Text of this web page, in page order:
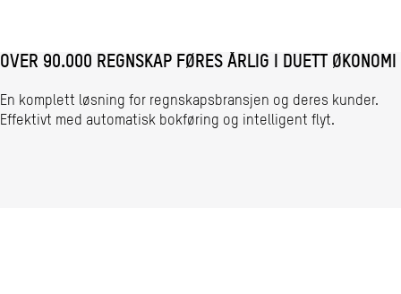
OVER 90.000 REGNSKAP FØRES ÅRLIG I DUETT ØKONOMI
En komplett løsning for regnskapsbransjen og deres kunder.
Effektivt med automatisk bokføring og intelligent flyt.